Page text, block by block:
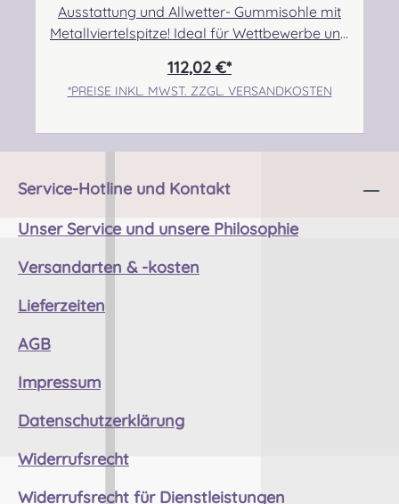
Ausstattung und Allwetter- Gummisohle mit
Metallviertelspitze! Ideal für Wettbewerbe und
Verringerte Rutschgefahr durch das derbe
Sohlenprofil. Auch in Sachen Verarbeitung
South, Eastfield Industrial Estate, Glenrothes,
info@thistleshoes.com Verantwortliche
Drumming Gbr, Gabelsbergerstraße 27,
kontakt@easypipinganddrumming.com
112,02 €*
*PREISE INKL. MWST. ZZGL. VERSANDKOSTEN
Service-Hotline und Kontakt
Unser Service und unsere Philosophie
Versandarten & -kosten
Lieferzeiten
AGB
Impressum
Datenschutzerklärung
Widerrufsrecht
Widerrufsrecht für Dienstleistungen